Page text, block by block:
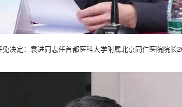
决定：袁进同志任首都医科大学附属北京同仁医院院